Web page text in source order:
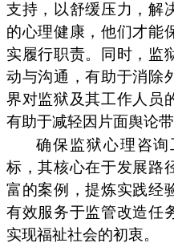
支持，以舒缓压力，解
的心理健康，他们才能
实履行职责。同时，监
动与沟通，有助于消除
界对监狱及其工作人员
有助于减轻因片面舆论
确保监狱心理咨询
标，其核心在于发展路
富的案例，提炼实践经
有效服务于监管改造任
实现福祉社会的初衷。